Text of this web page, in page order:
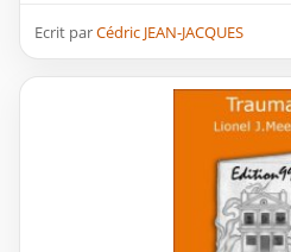
Ecrit parCédric JEAN-JACQUES